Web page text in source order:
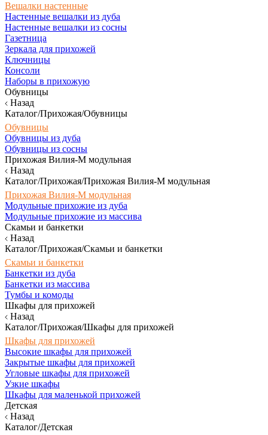
Вешалки настенные
Настенные вешалки из дуба
Настенные вешалки из сосны
Газетница
Зеркала для прихожей
Ключницы
Консоли
Наборы в прихожую
Обувницы
Назад
Каталог/Прихожая/Обувницы
Обувницы
Обувницы из дуба
Обувницы из сосны
Прихожая Вилия-М модульная
Назад
Каталог/Прихожая/Прихожая Вилия-М модульная
Прихожая Вилия-М модульная
Модульные прихожие из дуба
Модульные прихожие из массива
Скамьи и банкетки
Назад
Каталог/Прихожая/Скамьи и банкетки
Скамьи и банкетки
Банкетки из дуба
Банкетки из массива
Тумбы и комоды
Шкафы для прихожей
Назад
Каталог/Прихожая/Шкафы для прихожей
Шкафы для прихожей
Высокие шкафы для прихожей
Закрытые шкафы для прихожей
Угловые шкафы для прихожей
Узкие шкафы
Шкафы для маленькой прихожей
Детская
Назад
Каталог/Детская